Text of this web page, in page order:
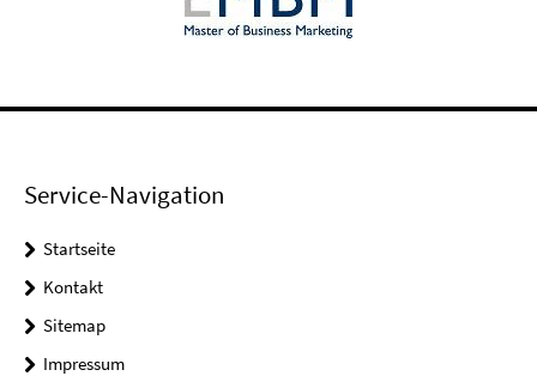
Service-Navigation
Startseite
Kontakt
Sitemap
Impressum